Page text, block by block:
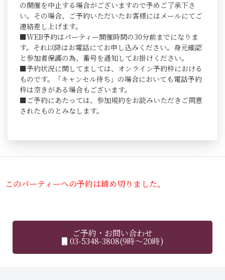
の開催を中止する場合がございますので予めご了承下さ
い。その場合、ご予約いただいたお客様にはメールにてご
連絡差し上げます。
■WEB予約はパーティー開催時間の30分前までになりま
す。それ以降はお電話にてお申し込みください。身元確認
と参加者保護の為、番号を通知してお掛けください。
■予約状況に関してましては、オンライン予約枠における
ものです。「キャンセル待ち」の場合においても電話予約
枠は空きがある場合もございます。
■ご予約にあたっては、参加規約をお読みいただきご同意
されたものとみなします。
このパーティーへの予約は締め切りました。
ご予約・お問い合わせ
03-5348-3808(9時～20時)